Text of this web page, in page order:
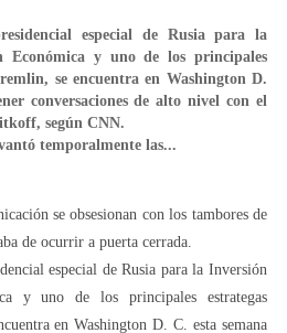
especial de Rusia para la
Económica y uno de los principales
se encuentra en Washington D.
conversaciones de alto nivel con el
según CNN.
temporalmente las...
se obsesionan con los tambores de
de ocurrir a puerta cerrada.
especial de Rusia para la Inversión
y uno de los principales estrategas
en Washington D. C. esta semana